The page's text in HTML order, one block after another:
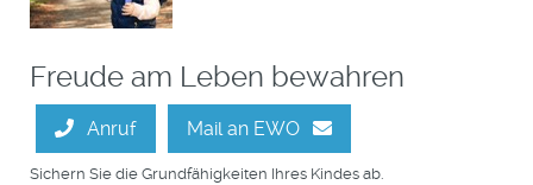
Freude am Leben bewahren
Anruf Mail an EWO
Sichern Sie die Grundfähigkeiten Ihres Kindes ab.